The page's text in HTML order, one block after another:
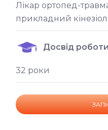
Лікар ортопед-
прикладний
Досвід роботи
32 роки